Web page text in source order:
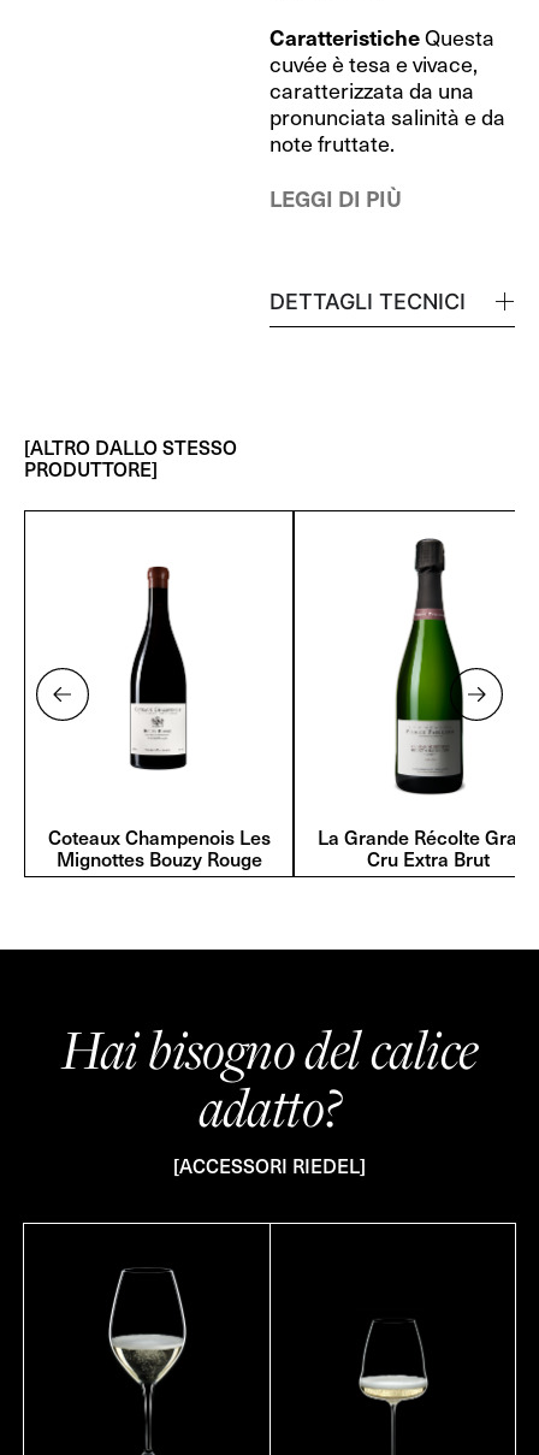
CaratteristicheQuesta
cuvée è tesa e vivace,
caratterizzata da una
pronunciata salinità e da
note fruttate.
LEGGI DI PIÙ
DETTAGLI TECNICI
[ALTRO DALLO STESSO
PRODUTTORE]
Coteaux Champenois Les
Mignottes Bouzy Rouge
La Grande Récolte Grand
Cru Extra Brut
Hai bisogno del calice
adatto?
[ACCESSORI RIEDEL]